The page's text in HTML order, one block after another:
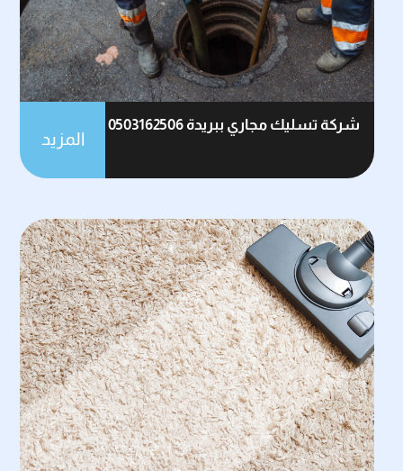
شركة تسليك مجاري ببريدة 0503162506
المزيد